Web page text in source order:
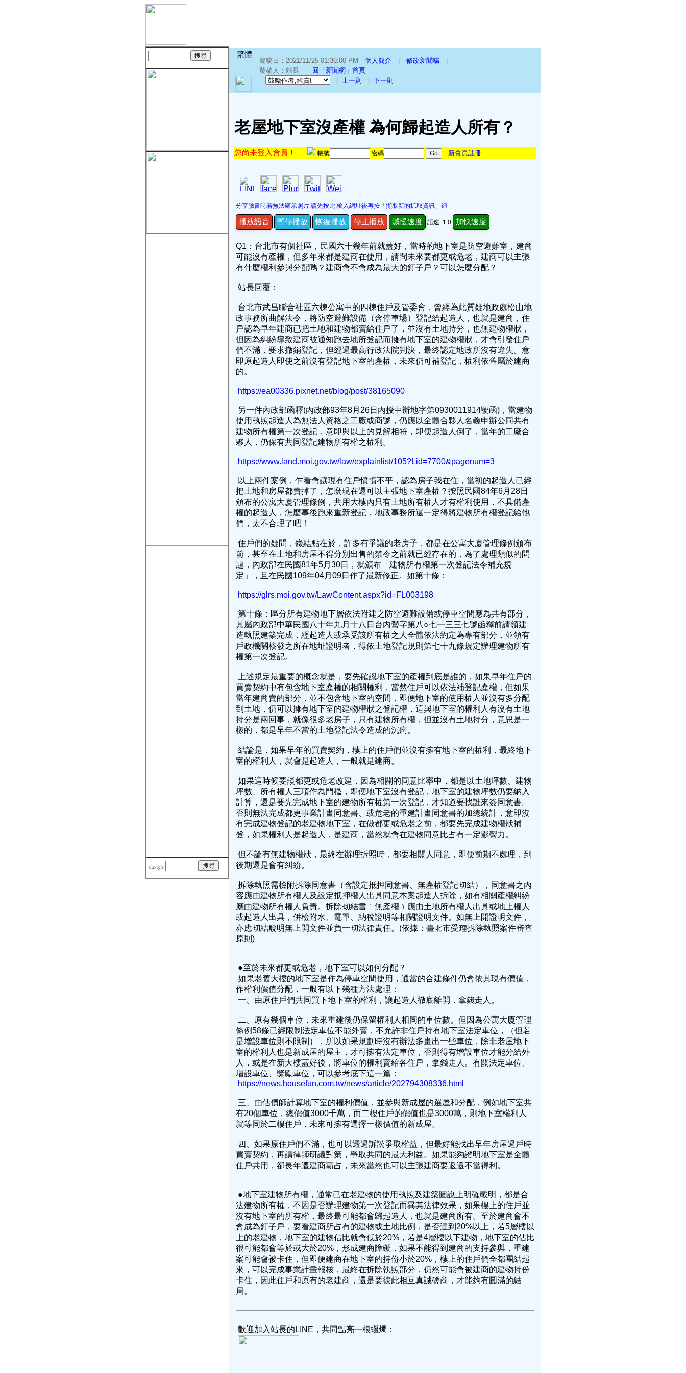
繁體
發稿日：2021/11/25 01:36:00 PM 個人簡介| 修改新聞稿|
發稿人：站長
回「新聞網」首頁
上一則 下一則
老屋地下室沒產權 為何歸起造人所有？
您尚未登入會員！ 帳號 密碼 新會員註冊
分享臉書時若無法顯示照片,請先按此,輸入網址後再按「擷取新的抓取資訊」鈕
播放語音 暫停播放 恢復播放 停止播放 減慢速度 語速: 1.0 加快速度
Q1：台北市有個社區，民國六十幾年前就蓋好，當時的地下室是防空避難室，建商
可能沒有產權，但多年來都是建商在使用，請問未來要都更或危老，建商可以主張
有什麼權利參與分配嗎？建商會不會成為最大的釘子戶？可以怎麼分配？
站長回覆：
台北市武昌聯合社區六棟公寓中的四棟住戶及管委會，曾經為此質疑地政處松山地
政事務所曲解法令，將防空避難設備（含停車場）登記給起造人，也就是建商，住
戶認為早年建商已把土地和建物都賣給住戶了，並沒有土地持分，也無建物權狀，
但因為糾紛導致建商被通知跑去地所登記而擁有地下室的建物權狀，才會引發住戶
們不滿，要求撤銷登記，但經過最高行政法院判決，最終認定地政所沒有違失。意
即原起造人即使之前沒有登記地下室的產權，未來仍可補登記，權利依舊屬於建商
的。
https://ea00336.pixnet.net/blog/post/38165090
另一件內政部函釋(內政部93年8月26日內授中辦地字第0930011914號函)，當建物
使用執照起造人為無法人資格之工廠或商號，仍應以全體合夥人名義申辦公同共有
建物所有權第一次登記，意即與以上的見解相符，即便起造人倒了，當年的工廠合
夥人，仍保有共同登記建物所有權之權利。
https://www.land.moi.gov.tw/law/explainlist/105?Lid=7700&pagenum=3
以上兩件案例，乍看會讓現有住戶憤憤不平，認為房子我在住，當初的起造人已經
把土地和房屋都賣掉了，怎麼現在還可以主張地下室產權？按照民國84年6月28日
頒布的公寓大廈管理條例，共用大樓內只有土地所有權人才有權利使用，不具備產
權的起造人，怎麼事後跑來重新登記，地政事務所還一定得將建物所有權登記給他
們，太不合理了吧！
住戶們的疑問，癥結點在於，許多有爭議的老房子，都是在公寓大廈管理條例頒布
前，甚至在土地和房屋不得分別出售的禁令之前就已經存在的，為了處理類似的問
題，內政部在民國81年5月30日，就頒布「建物所有權第一次登記法令補充規
定」，且在民國109年04月09日作了最新修正。如第十條：
https://glrs.moi.gov.tw/LawContent.aspx?id=FL003198
第十條：區分所有建物地下層依法附建之防空避難設備或停車空間應為共有部分，
其屬內政部中華民國八十年九月十八日台內營字第八○七一三三七號函釋前請領建
造執照建築完成，經起造人或承受該所有權之人全體依法約定為專有部分，並領有
戶政機關核發之所在地址證明者，得依土地登記規則第七十九條規定辦理建物所有
權第一次登記。
上述規定最重要的概念就是，要先確認地下室的產權到底是誰的，如果早年住戶的
買賣契約中有包含地下室產權的相關權利，當然住戶可以依法補登記產權，但如果
當年建商賣的部分，並不包含地下室的空間，即便地下室的使用權人並沒有多分配
到土地，仍可以擁有地下室的建物權狀之登記權，這與地下室的權利人有沒有土地
持分是兩回事，就像很多老房子，只有建物所有權，但並沒有土地持分，意思是一
樣的，都是早年不當的土地登記法令造成的沉痾。
結論是，如果早年的買賣契約，樓上的住戶們並沒有擁有地下室的權利，最終地下
室的權利人，就會是起造人，一般就是建商。
如果這時候要談都更或危老改建，因為相關的同意比率中，都是以土地坪數、建物
坪數、所有權人三項作為門檻，即便地下室沒有登記，地下室的建物坪數仍要納入
計算，還是要先完成地下室的建物所有權第一次登記，才知道要找誰來簽同意書。
否則無法完成都更事業計畫同意書、或危老的重建計畫同意書的加總統計，意即沒
有完成建物登記的老建物地下室，在做都更或危老之前，都要先完成建物權狀補
登，如果權利人是起造人，是建商，當然就會在建物同意比占有一定影響力。
但不論有無建物權狀，最終在辦理拆照時，都要相關人同意，即便前期不處理，到
後期還是會有糾紛。
拆除執照需檢附拆除同意書（含設定抵押同意書、無產權登記切結），同意書之內
容應由建物所有權人及設定抵押權人出具同意本案起造人拆除，如有相關產權糾紛
應由建物所有權人負責。拆除切結書﹝無產權﹞應由土地所有權人出具或地上權人
或起造人出具，併檢附水、電單、納稅證明等相關證明文件。如無上開證明文件，
亦應切結說明無上開文件並負一切法律責任。(依據：臺北市受理拆除執照案件審查
原則)
●至於未來都更或危老，地下室可以如何分配？
如果老舊大樓的地下室是作為停車空間使用，通當的合建條件仍會依其現有價值，
作權利價值分配，一般有以下幾種方法處理：
一、由原住戶們共同買下地下室的權利，讓起造人徹底離開，拿錢走人。
二、原有幾個車位，未來重建後仍保留權利人相同的車位數。但因為公寓大廈管理
條例58條已經限制法定車位不能外賣，不允許非住戶持有地下室法定車位，（但若
是增設車位則不限制），所以如果規劃時沒有辦法多畫出一些車位，除非老屋地下
室的權利人也是新成屋的屋主，才可擁有法定車位，否則得有增設車位才能分給外
人，或是在新大樓蓋好後，將車位的權利賣給各住戶，拿錢走人。有關法定車位、
增設車位、獎勵車位，可以參考底下這一篇：
https://news.housefun.com.tw/news/article/202794308336.html
三、由估價師計算地下室的權利價值，並參與新成屋的選屋和分配，例如地下室共
有20個車位，總價值3000千萬，而二樓住戶的價值也是3000萬，則地下室權利人
就等同於二樓住戶，未來可擁有選擇一樣價值的新成屋。
四、如果原住戶們不滿，也可以透過訴訟爭取權益，但最好能找出早年房屋過戶時
買賣契約，再請律師研議對策，爭取共同的最大利益。如果能夠證明地下室是全體
住戶共用，卻長年遭建商霸占，未來當然也可以主張建商要返還不當得利。
●地下室建物所有權，通常已在老建物的使用執照及建築圖說上明確載明，都是合
法建物所有權，不因是否辦理建物第一次登記而異其法律效果，如果樓上的住戶並
沒有地下室的所有權，最終最可能都會歸起造人，也就是建商所有。至於建商會不
會成為釘子戶，要看建商所占有的建物或土地比例，是否達到20%以上，若5層樓以
上的老建物，地下室的建物佔比就會低於20%，若是4層樓以下建物，地下室的佔比
很可能都會等於或大於20%，形成建商障礙，如果不能得到建商的支持參與，重建
案可能會被卡住，但即便建商在地下室的持份小於20%，樓上的住戶們全都團結起
來，可以完成事業計畫報核，最終在拆除執照部分，仍然可能會被建商的建物持份
卡住，因此住戶和原有的老建商，還是要彼此相互真誠磋商，才能夠有圓滿的結
局。
歡迎加入站長的LINE，共同點亮一根蠟燭：